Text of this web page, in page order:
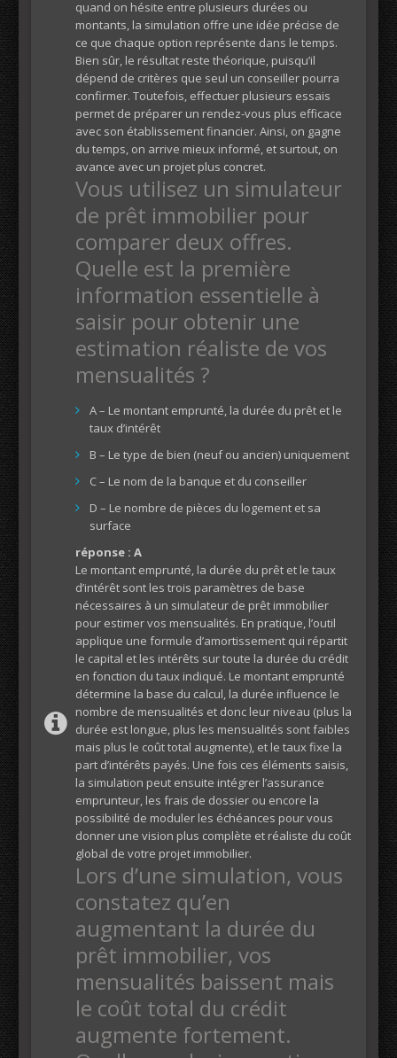
quand on hésite entre plusieurs durées ou
montants, la simulation offre une idée précise de
ce que chaque option représente dans le temps.
Bien sûr, le résultat reste théorique, puisqu’il
dépend de critères que seul un conseiller pourra
confirmer. Toutefois, effectuer plusieurs essais
permet de préparer un rendez-vous plus efficace
avec son établissement financier. Ainsi, on gagne
du temps, on arrive mieux informé, et surtout, on
avance avec un projet plus concret.
Vous utilisez un simulateur
de prêt immobilier pour
comparer deux offres.
Quelle est la première
information essentielle à
saisir pour obtenir une
estimation réaliste de vos
mensualités ?
A – Le montant emprunté, la durée du prêt et le
taux d’intérêt
B – Le type de bien (neuf ou ancien) uniquement
C – Le nom de la banque et du conseiller
D – Le nombre de pièces du logement et sa
surface
réponse : A
Le montant emprunté, la durée du prêt et le taux
d’intérêt sont les trois paramètres de base
nécessaires à un simulateur de prêt immobilier
pour estimer vos mensualités. En pratique, l’outil
applique une formule d’amortissement qui répartit
le capital et les intérêts sur toute la durée du crédit
en fonction du taux indiqué. Le montant emprunté
détermine la base du calcul, la durée influence le
nombre de mensualités et donc leur niveau (plus la
durée est longue, plus les mensualités sont faibles
mais plus le coût total augmente), et le taux fixe la
part d’intérêts payés. Une fois ces éléments saisis,
la simulation peut ensuite intégrer l’assurance
emprunteur, les frais de dossier ou encore la
possibilité de moduler les échéances pour vous
donner une vision plus complète et réaliste du coût
global de votre projet immobilier.
Lors d’une simulation, vous
constatez qu’en
augmentant la durée du
prêt immobilier, vos
mensualités baissent mais
le coût total du crédit
augmente fortement.